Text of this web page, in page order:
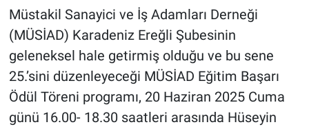
Müstakil Sanayici ve İş Adamları Derneği
(MÜSİAD) Karadeniz Ereğli Şubesinin
geleneksel hale getirmiş olduğu ve bu sene
25.’sini düzenleyeceği MÜSİAD Eğitim Başarı
Ödül Töreni programı, 20 Haziran 2025 Cuma
günü 16.00- 18.30 saatleri arasında Hüseyin